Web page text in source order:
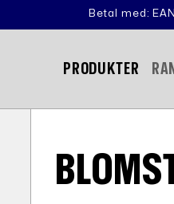
Betal med:
PRODUKTER